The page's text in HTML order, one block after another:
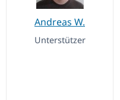
Andreas W.
Unterstützer